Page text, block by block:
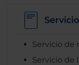
Servicio de
Servicio de